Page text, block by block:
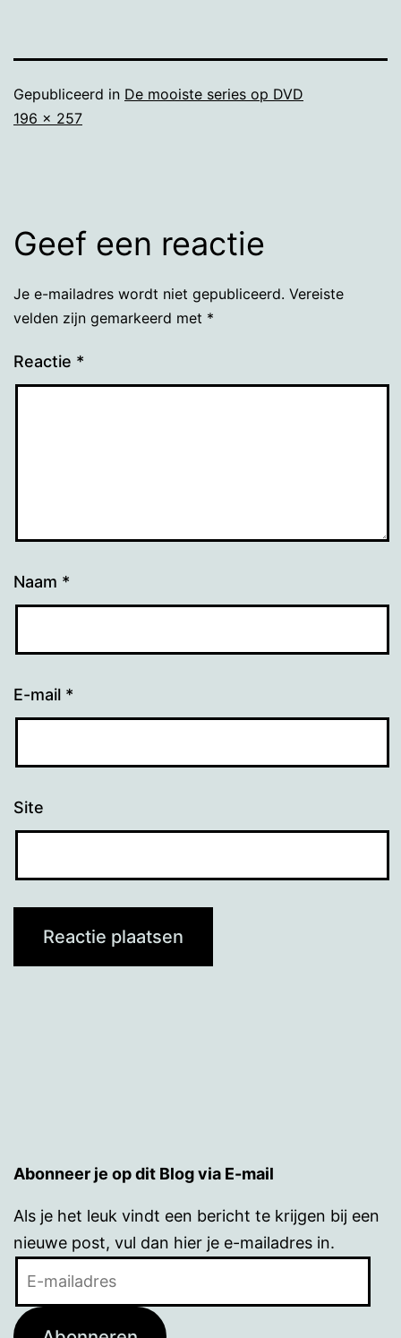
Gepubliceerd in De mooiste series op DVD
Volledige
196 × 257
Geef een reactie
Je e-mailadres wordt niet gepubliceerd. Vereiste
velden zijn gemarkeerd met *
Reactie *
Naam *
E-mail *
Site
Abonneer je op dit Blog via E-mail
Als je het leuk vindt een bericht te krijgen bij een
nieuwe post, vul dan hier je e-mailadres in.